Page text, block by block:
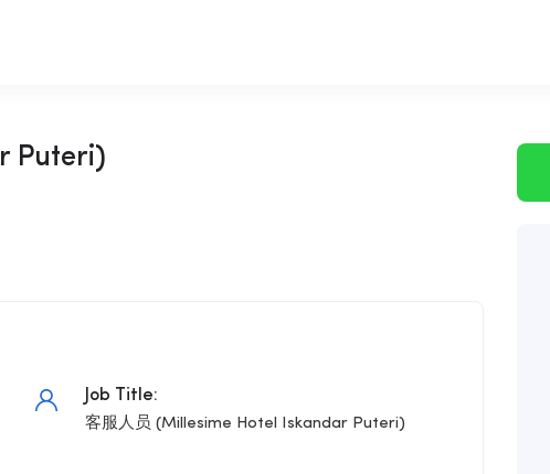
Puteri)
Job Title:
客服人员 (Millesime Hotel Iskandar Puteri)